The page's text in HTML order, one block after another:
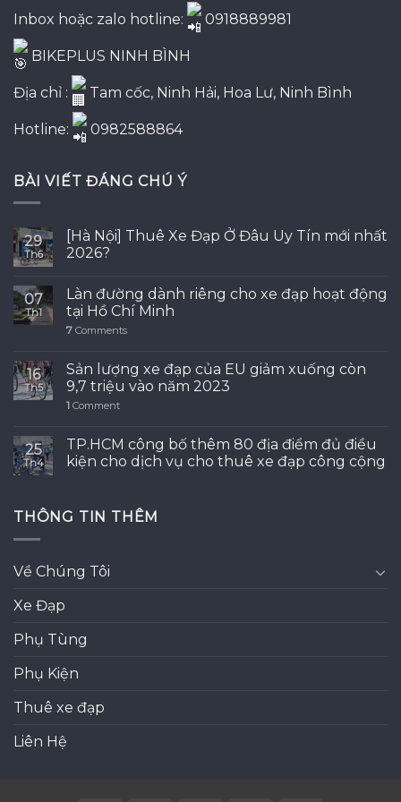
Inbox hoặc zalo hotline: 0918889981
BIKEPLUS NINH BÌNH
Địa chỉ : Tam cốc, Ninh Hải, Hoa Lư, Ninh Bình
Hotline: 0982588864
BÀI VIẾT ĐÁNG CHÚ Ý
29
Th6
[Hà Nội] Thuê Xe Đạp Ở Đâu Uy Tín mới nhất
2026?
07
Th1
Làn đường dành riêng cho xe đạp hoạt động
tại Hồ Chí Minh
7 Comments
16
Th5
Sản lượng xe đạp của EU giảm xuống còn
9,7 triệu vào năm 2023
1 Comment
25
Th4
TP.HCM công bố thêm 80 địa điểm đủ điều
kiện cho dịch vụ cho thuê xe đạp công cộng
THÔNG TIN THÊM
Về Chúng Tôi
Xe Đạp
Phụ Tùng
Phụ Kiện
Thuê xe đạp
Liên Hệ